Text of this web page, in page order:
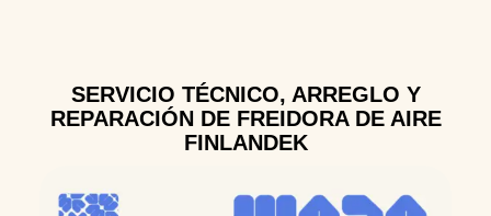
SERVICIO TÉCNICO, ARREGLO Y
REPARACIÓN DE FREIDORA DE AIRE
FINLANDEK